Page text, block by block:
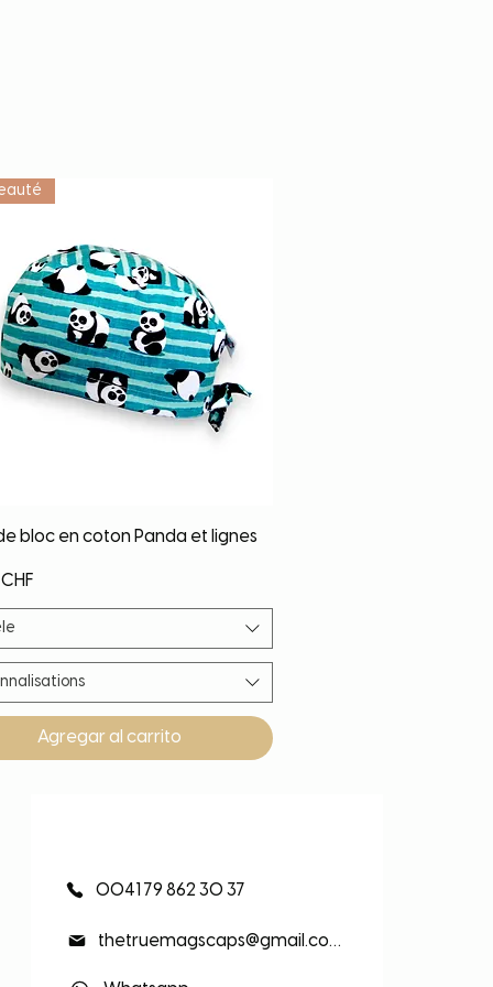
Vista rápida
bloc en coton Panda et lignes
Agregar al carrito
0041 79 862 30 37
thetruemagscaps@gmail.com